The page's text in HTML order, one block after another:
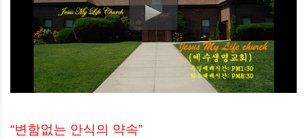
“변함없는 안식의 약속”